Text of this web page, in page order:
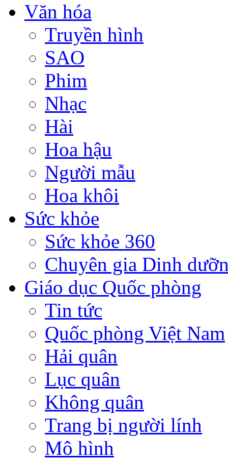
Văn hóa
Truyền hình
SAO
Phim
Nhạc
Hài
Hoa hậu
Người mẫu
Hoa khôi
Sức khỏe
Sức khỏe 360
Chuyên gia Dinh
Giáo dục Quốc phòng
Tin tức
Quốc phòng Việt Nam
Hải quân
Lục quân
Không quân
Trang bị người lính
Mô hình